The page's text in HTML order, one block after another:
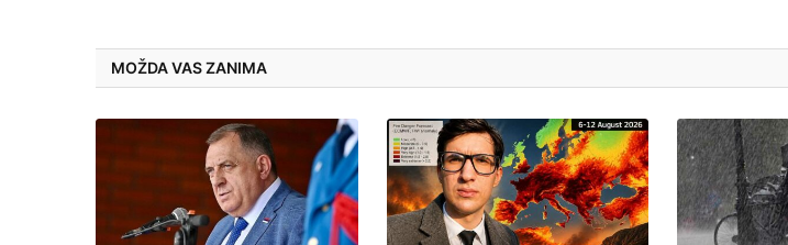
MOŽDA VAS ZANIMA